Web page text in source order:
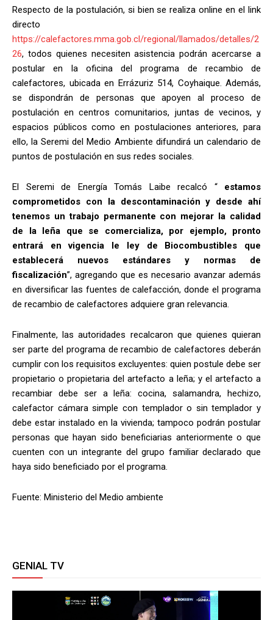
Respecto de la postulación, si bien se realiza online en el link
directo
https://calefactores.mma.gob.cl/regional/llamados/detalles/2
26, todos quienes necesiten asistencia podrán acercarse a
postular en la oficina del programa de recambio de
calefactores, ubicada en Errázuriz 514, Coyhaique. Además,
se dispondrán de personas que apoyen al proceso de
postulación en centros comunitarios, juntas de vecinos, y
espacios públicos como en postulaciones anteriores, para
ello, la Seremi del Medio Ambiente difundirá un calendario de
puntos de postulación en sus redes sociales.
El Seremi de Energía Tomás Laibe recalcó “ estamos
comprometidos con la descontaminación y desde ahí
tenemos un trabajo permanente con mejorar la calidad
de la leña que se comercializa, por ejemplo, pronto
entrará en vigencia le ley de Biocombustibles que
establecerá nuevos estándares y normas de
fiscalización”, agregando que es necesario avanzar además
en diversificar las fuentes de calefacción, donde el programa
de recambio de calefactores adquiere gran relevancia.
Finalmente, las autoridades recalcaron que quienes quieran
ser parte del programa de recambio de calefactores deberán
cumplir con los requisitos excluyentes: quien postule debe ser
propietario o propietaria del artefacto a leña; y el artefacto a
recambiar debe ser a leña: cocina, salamandra, hechizo,
calefactor cámara simple con templador o sin templador y
debe estar instalado en la vivienda; tampoco podrán postular
personas que hayan sido beneficiarias anteriormente o que
cuenten con un integrante del grupo familiar declarado que
haya sido beneficiado por el programa.
Fuente: Ministerio del Medio ambiente
GENIAL TV